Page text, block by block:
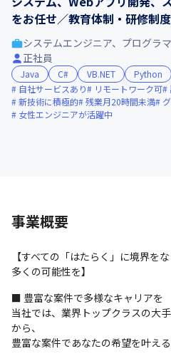
をお任せ／教育体制・研修制
システムエンジニア、プログラマ
正社員
Java C# VB.NET Python
自社サービスあり
リモートワーク可
新技術に積極的 残業月20時間未満
女性エンジニアが活躍中
事業概要
【すべての「はたらく」に境界を
多くの可能性を】
■ 豊富な案件で多様なキャリアを
当社では、業界トップクラスの大
から、
豊富な案件であなたの希望を叶え